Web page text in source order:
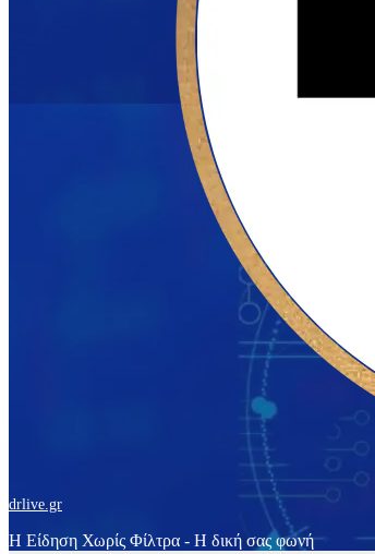
drlive.gr
Η Είδηση Χωρίς Φίλτρα - H δική σας φωνή